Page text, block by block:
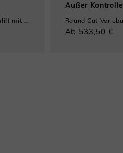
Außer Kontrolle
Ab 533,50 €